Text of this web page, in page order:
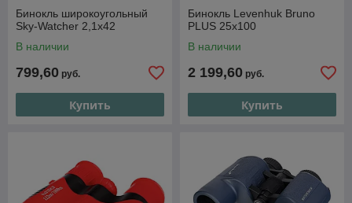
Бинокль широкоугольный
Sky-Watcher 2,1x42
В наличии
799,60 руб.
Купить
Бинокль Levenhuk Bruno
PLUS 25x100
В наличии
2 199,60 руб.
Купить